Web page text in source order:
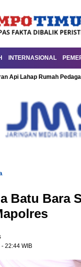
INTERNASIONAL
Api Lahap Rumah
Batu Bara
- 22:44 WIB